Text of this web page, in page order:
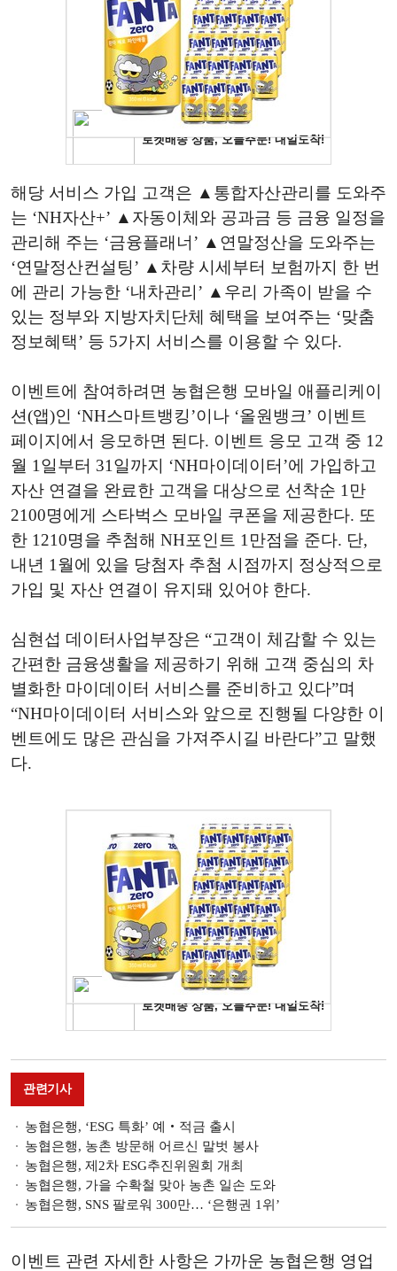
해당 서비스 가입 고객은 ▲통합자산관리를 도와주
는 ‘NH자산+’ ▲자동이체와 공과금 등 금융 일정을
관리해 주는 ‘금융플래너’ ▲연말정산을 도와주는
‘연말정산컨설팅’ ▲차량 시세부터 보험까지 한 번
에 관리 가능한 ‘내차관리’ ▲우리 가족이 받을 수
있는 정부와 지방자치단체 혜택을 보여주는 ‘맞춤
정보혜택’ 등 5가지 서비스를 이용할 수 있다.
이벤트에 참여하려면 농협은행 모바일 애플리케이
션(앱)인 ‘NH스마트뱅킹’이나 ‘올원뱅크’ 이벤트
페이지에서 응모하면 된다. 이벤트 응모 고객 중 12
월 1일부터 31일까지 ‘NH마이데이터’에 가입하고
자산 연결을 완료한 고객을 대상으로 선착순 1만
2100명에게 스타벅스 모바일 쿠폰을 제공한다. 또
한 1210명을 추첨해 NH포인트 1만점을 준다. 단,
내년 1월에 있을 당첨자 추첨 시점까지 정상적으로
가입 및 자산 연결이 유지돼 있어야 한다.
심현섭 데이터사업부장은 “고객이 체감할 수 있는
간편한 금융생활을 제공하기 위해 고객 중심의 차
별화한 마이데이터 서비스를 준비하고 있다”며
“NH마이데이터 서비스와 앞으로 진행될 다양한 이
벤트에도 많은 관심을 가져주시길 바란다”고 말했
다.
관련기사
농협은행, ‘ESG 특화’ 예‧적금 출시
농협은행, 농촌 방문해 어르신 말벗 봉사
농협은행, 제2차 ESG추진위원회 개최
농협은행, 가을 수확철 맞아 농촌 일손 도와
농협은행, SNS 팔로워 300만… ‘은행권 1위’
이벤트 관련 자세한 사항은 가까운 농협은행 영업